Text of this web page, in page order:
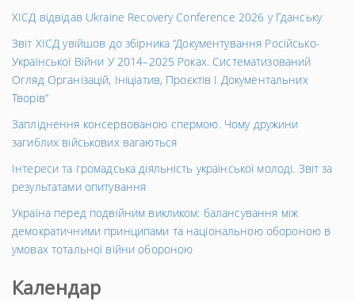
ХІСД відвідав Ukraine Recovery Conference 2026 у Гданську
Звіт ХІСД увійшов до збірника “Документування Російсько-
Української Війни У 2014–2025 Роках. Систематизований
Огляд Організацій, Ініціатив, Проєктів І Документальних
Творів”
Запліднення консервованою спермою. Чому дружини
загиблих військових вагаються
Інтереси та громадська діяльність української молоді. Звіт за
результатами опитування
Україна перед подвійним викликом: балансування між
демократичними принципами та національною обороною в
умовах тотальної війни обороною
Календар